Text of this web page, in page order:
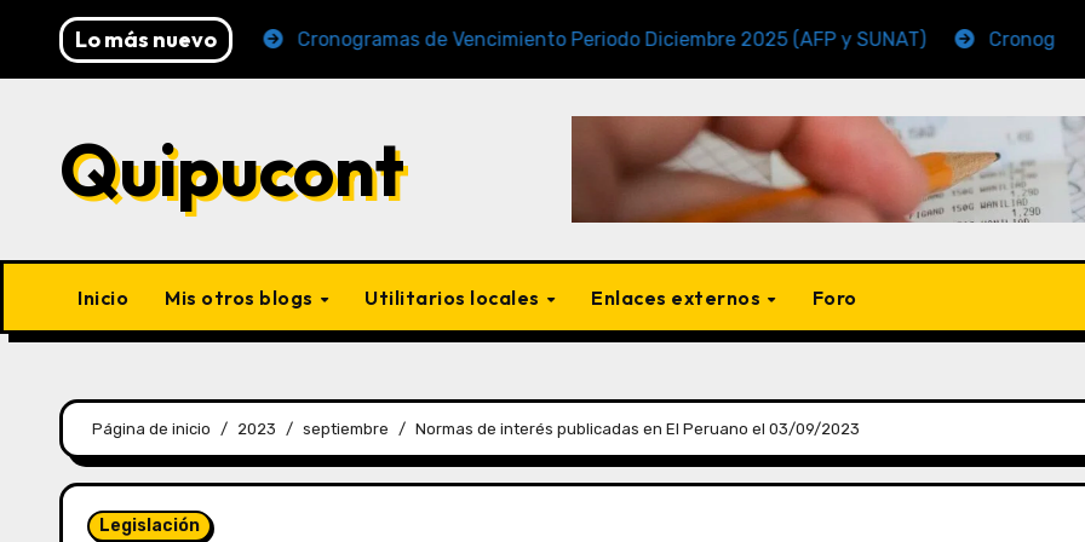
Lo más nuevo
y SUNAT) Cronogramas de Vencimiento Periodo Diciembre 2025 (AFP y SUNAT) Cronogramas de
Quipucont
Inicio Mis otros blogs Utilitarios locales Enlaces externos Foro
Página de inicio 2023 septiembre Normas de interés publicadas en El Peruano el 03/09/2023
Legislación